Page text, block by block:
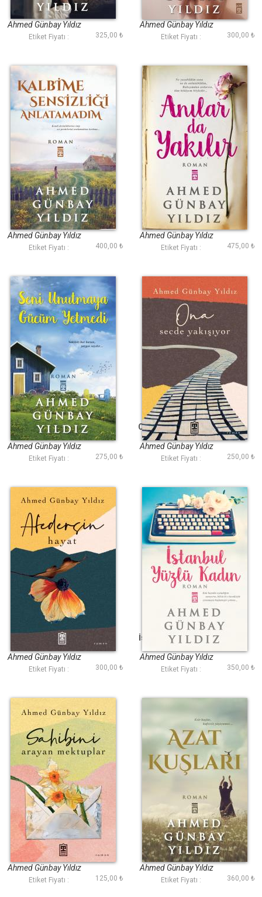
Gönül Yarası
Ahmed Günbay Yıldız
Etiket Fiyatı : 325,00 ₺
Gül Ağacı Sana
Benzer
Ahmed Günbay Yıldız
Etiket Fiyatı : 300,00 ₺
Kalbime Sensizliği
Anlatamadım
Ahmed Günbay Yıldız
Etiket Fiyatı : 400,00 ₺
Anılar da Yakılır
Ahmed Günbay Yıldız
Etiket Fiyatı : 475,00 ₺
Seni Unutmaya
Gücüm Yetmedi
Ahmed Günbay Yıldız
Etiket Fiyatı : 275,00 ₺
Ona Secde Yakışıyor
Ahmed Günbay Yıldız
Etiket Fiyatı : 250,00 ₺
Afedersin Hayat
Ahmed Günbay Yıldız
Etiket Fiyatı : 300,00 ₺
İstanbul Yüzlü Kadın
Ahmed Günbay Yıldız
Etiket Fiyatı : 350,00 ₺
Sahibini Arayan
Mektuplar
Ahmed Günbay Yıldız
Etiket Fiyatı : 125,00 ₺
Azat Kuşları
Ahmed Günbay Yıldız
Etiket Fiyatı : 360,00 ₺